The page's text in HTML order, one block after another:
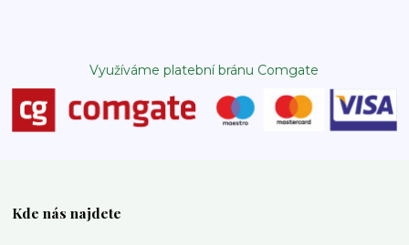
Využíváme platební bránu Comgate
Kde nás najdete